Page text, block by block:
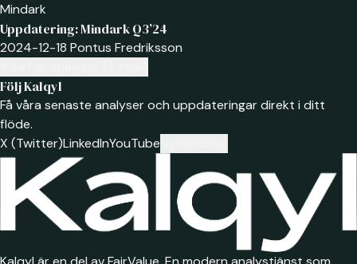
Mindark
Uppdatering: Mindark Q3’24
2024-12-18 Pontus Fredriksson
Följ Kalqyl
Få våra senaste analyser och uppdateringar direkt i ditt
flöde.
X (Twitter)LinkedInYouTube